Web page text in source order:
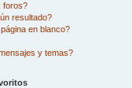
foros?
resultado?
en blanco?
y temas?